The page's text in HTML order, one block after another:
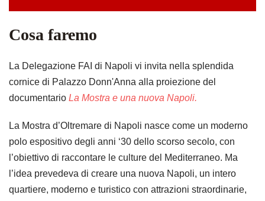
Cosa faremo
La Delegazione FAI di Napoli vi invita nella splendida
cornice di Palazzo Donn'Anna alla proiezione del
documentario La Mostra e una nuova Napoli.
La Mostra d’Oltremare di Napoli nasce come un moderno
polo espositivo degli anni ‘30 dello scorso secolo, con
l’obiettivo di raccontare le culture del Mediterraneo. Ma
l’idea prevedeva di creare una nuova Napoli, un intero
quartiere, moderno e turistico con attrazioni straordinarie,